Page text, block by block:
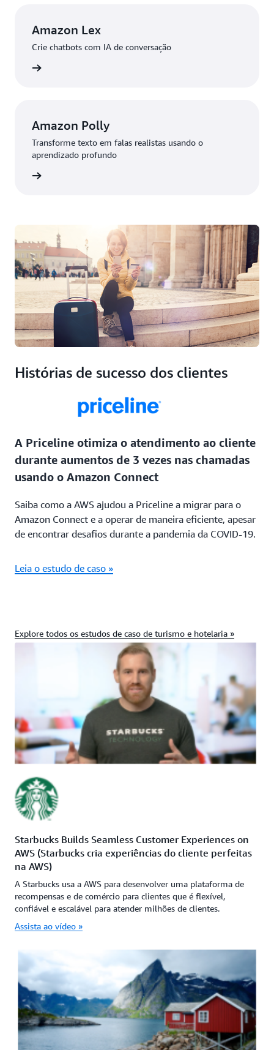
Amazon Lex
Crie chatbots com IA de conversação
Amazon Polly
Transforme texto em falas realistas usando o
aprendizado profundo
Histórias de sucesso dos clientes
A Priceline otimiza o atendimento ao cliente
durante aumentos de 3 vezes nas chamadas
usando o Amazon Connect
Saiba como a AWS ajudou a Priceline a migrar para o
Amazon Connect e a operar de maneira eficiente, apesar
de encontrar desafios durante a pandemia da COVID-19.
Leia o estudo de caso »
Explore todos os estudos de caso de turismo e hotelaria »
Starbucks Builds Seamless Customer Experiences on
AWS (Starbucks cria experiências do cliente perfeitas
na AWS)
A Starbucks usa a AWS para desenvolver uma plataforma de
recompensas e de comércio para clientes que é flexível,
confiável e escalável para atender milhões de clientes.
Assista ao vídeo »